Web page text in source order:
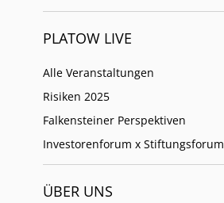
PLATOW LIVE
Alle Veranstaltungen
Risiken 2025
Falkensteiner Perspektiven
Investorenforum x Stiftungsforum
ÜBER UNS